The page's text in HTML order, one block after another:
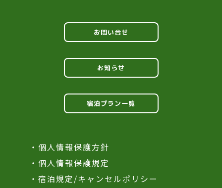
お問い合せ
お知らせ
宿泊プラン一覧
・個人情報保護方針
・個人情報保護規定
・宿泊規定/キャンセルポリシー